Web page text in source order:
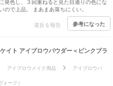
発色し、３回重ねると見た目通りの色にな
ので上品。 まあまあ落ちにくい。
違反を報告 参考になった
イト アイブロウパウダー＜ピンクブラ
アイブロウメイク用品
アイブロウパ
ーク）